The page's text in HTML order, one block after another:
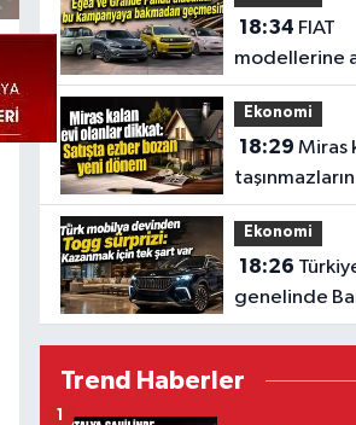
18:34
modellerine
ayına özel
Ekonomi
18:29 Miras kalan
taşınmazların
satışında
Ekonomi
18:26
genelinde
41 Togg
Trend Haberler
1